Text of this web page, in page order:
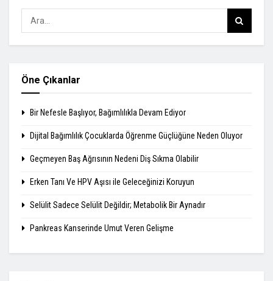
Öne Çıkanlar
Bir Nefesle Başlıyor, Bağımlılıkla Devam Ediyor
Dijital Bağımlılık Çocuklarda Öğrenme Güçlüğüne Neden Oluyor
Geçmeyen Baş Ağrısının Nedeni Diş Sıkma Olabilir
Erken Tanı Ve HPV Aşısı ile Geleceğinizi Koruyun
Selülit Sadece Selülit Değildir; Metabolik Bir Aynadır
Pankreas Kanserinde Umut Veren Gelişme